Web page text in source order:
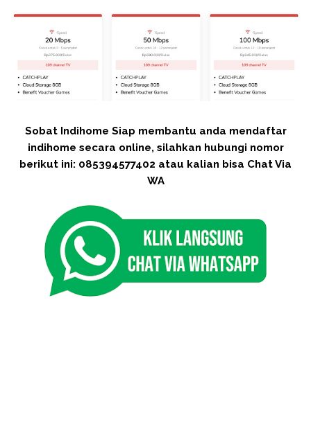
Sobat Indihome Siap membantu anda mendaftar
indihome secara online, silahkan hubungi nomor
berikut ini: 085394577402 atau kalian bisa Chat Via
WA